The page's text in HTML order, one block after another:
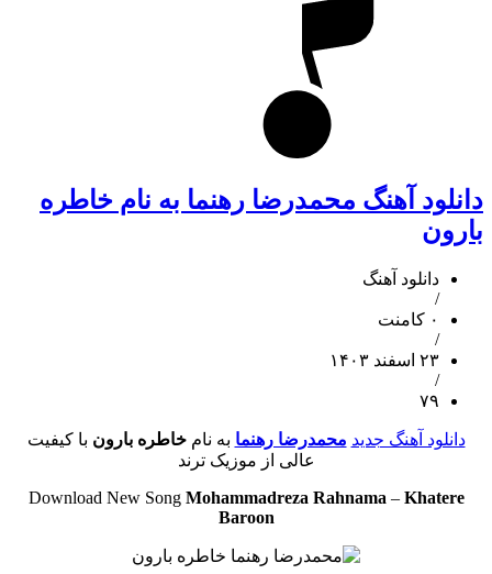
دانلود آهنگ محمدرضا رهنما به نام خاطره
بارون
دانلود آهنگ
/
۰ کامنت
/
۲۳ اسفند ۱۴۰۳
/
۷۹
دانلود آهنگ جدید محمدرضا رهنما به نامخاطره بارون با کیفیت
عالی از موزیک ترند
Download New Song Mohammadreza Rahnama – Khatere
Baroon